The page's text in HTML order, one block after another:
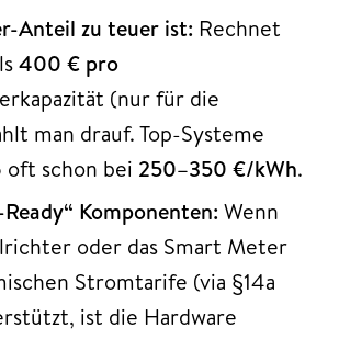
Anteil zu teuer ist: Rechnet
400 € pro
(nur für die
man drauf. Top-Systeme
schon bei 250–350 €/kWh.
Komponenten: Wenn
oder das Smart Meter
Stromtarife (via §14a
ist die Hardware